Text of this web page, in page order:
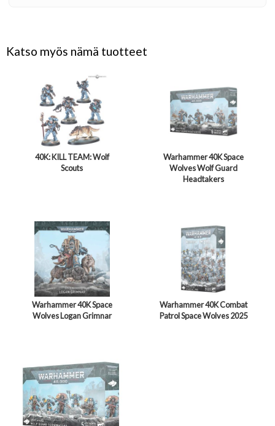
Katso myös nämä tuotteet
40K: KILL TEAM: Wolf
Scouts
Warhammer 40K Space
Wolves Wolf Guard
Headtakers
Warhammer 40K Space
Wolves Logan Grimnar
Warhammer 40K Combat
Patrol Space Wolves 2025